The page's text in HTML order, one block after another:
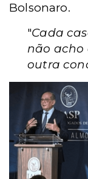
Bolsonaro.
"Cada
não acho
outra